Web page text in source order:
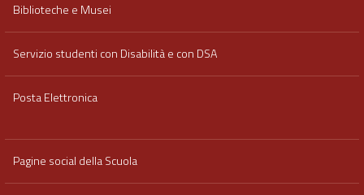
Biblioteche e Musei
Servizio studenti con Disabilità e con DSA
Posta Elettronica
Pagine social della Scuola